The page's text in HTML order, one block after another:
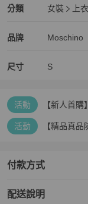
分類
Moschino 女裝分類資訊
女裝
上衣
品牌
Moschino 精品女裝品
Moschino
Moschino 推薦清單
尺寸 S
活動 【新人首
活動 【精品真
付款方式
配送說明